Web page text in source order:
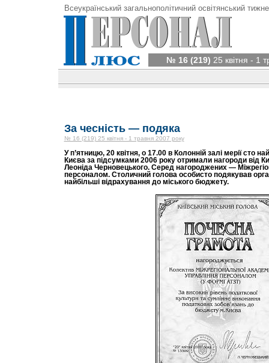
Всеукраїнський загальнополітичний освітянський
№ 16 (219) 25 квітня - 1
За чесність — подяка
№ 16 (219) 25 квітня - 1 травня 2007 року
У п’ятницю, 20 квітня, о 17.00 в Колонній залі мерії сто
Києва за підсумками 2006 року отримали нагороди від
Леоніда Черновецького. Серед нагороджених —
персоналом. Столичний голова особисто подякував
найбільші відрахування до міського бюджету.